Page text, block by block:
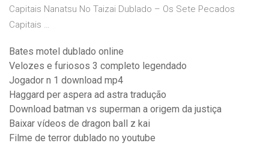
Capitais Nanatsu No Taizai Dublado – Os Sete Pecados
Capitais …
Bates motel dublado online
Velozes e furiosos 3 completo legendado
Jogador n 1 download mp4
Haggard per aspera ad astra tradução
Download batman vs superman a origem da justiça
Baixar vídeos de dragon ball z kai
Filme de terror dublado no youtube